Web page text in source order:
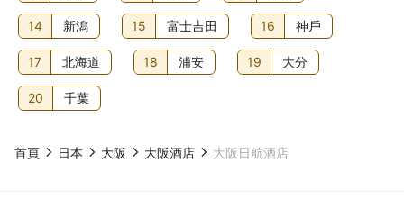
14 新潟 15 富士吉田 16 神戶
17 北海道 18 浦安 19 大分
20 千葉
首頁 日本 大阪 大阪酒店 大阪日航酒店